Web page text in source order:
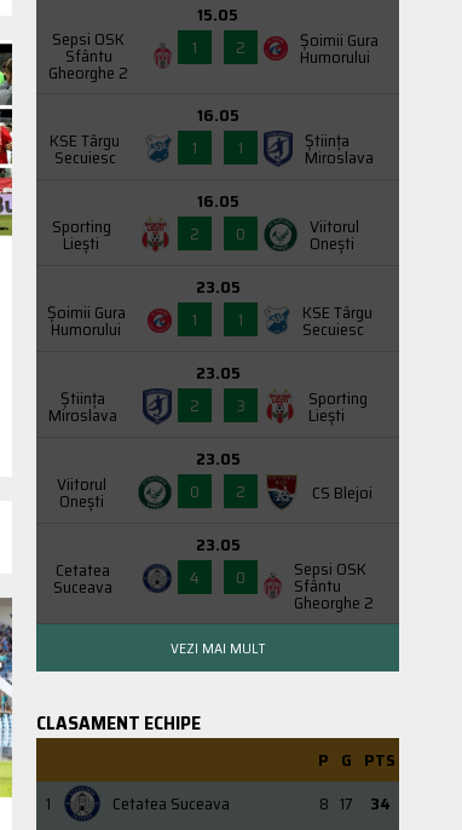
Sepsi OSK
Sfântu
Gheorghe 2
15.05
1
2 Şoimii Gura
Humorului
KSE Târgu
Secuiesc
16.05
1
1 Știința
Miroslava
Sporting
Liești
16.05
2
0 Viitorul
Onești
Şoimii Gura
Humorului
23.05
1
1 KSE Târgu
Secuiesc
Știința
Miroslava
23.05
2
3 Sporting
Liești
Viitorul
Onești
23.05
0
2 CS Blejoi
Cetatea
Suceava
23.05
4
0 Sepsi OSK
Sfântu
Gheorghe 2
VEZI MAI MULT
CLASAMENT ECHIPE
P G PTS
1
Cetatea Suceava 8 17 34